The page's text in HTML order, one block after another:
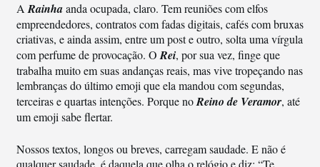
A Rainhaanda ocupada, claro. Tem reuniões com elfos
empreendedores, contratos com fadas digitais, cafés com bruxas
criativas, e ainda assim, entre um post e outro, solta uma vírgula
com perfume de provocação. O Rei, por sua vez, finge que
trabalha muito em suas andanças reais, mas vive tropeçando nas
lembranças do último emoji que ela mandou com segundas,
terceiras e quartas intenções. Porque noReino de Veramor, até
um emoji sabe flertar.
Nossos textos, longos ou breves, carregam saudade. E não é
qualquer saudade, é daquela que olha o relógio e diz: “Te